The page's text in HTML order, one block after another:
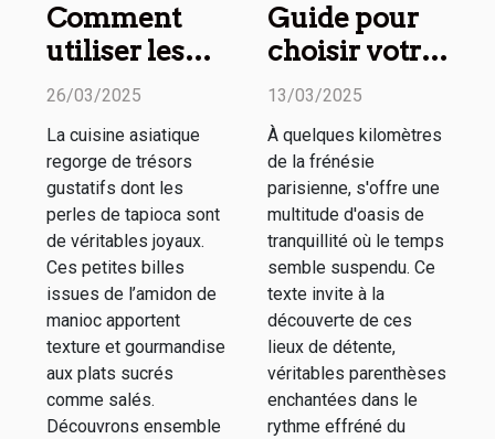
Comment
utiliser les
perles de
cuisine
asiatique
26/03/2025
La cuisine asiatique
regorge de trésors
gustatifs dont les
perles de tapioca sont
de véritables joyaux.
Ces petites billes
issues de l’amidon de
manioc apportent
texture et gourmandise
aux plats sucrés
comme salés.
Découvrons ensemble
Guide pour
choisir votre
prochain
week-end
détente
autour de
Paris
13/03/2025
À quelques kilomètres
de la frénésie
parisienne, s'offre une
multitude d'oasis de
tranquillité où le temps
semble suspendu. Ce
texte invite à la
découverte de ces
lieux de détente,
véritables parenthèses
enchantées dans le
rythme effréné du